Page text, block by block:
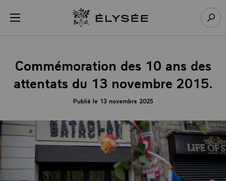
menu Retour à l’accueil Élysée
Commémoration des 10 ans des
attentats du 13 novembre 2015.
Publié le 13 novembre 2025
Panneau de gestion des cookies